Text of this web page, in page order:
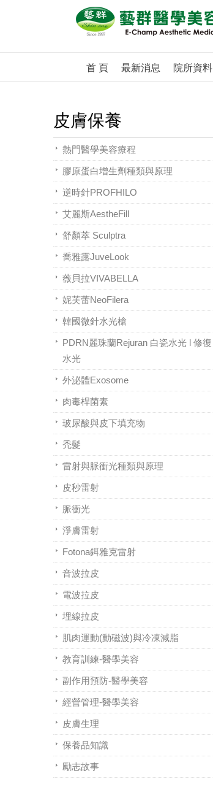
首 頁 最新消息 院所資料
皮膚保養
熱門醫學美容療程
膠原蛋白增生劑種類與原理
逆時針PROFHILO
艾麗斯AestheFill
舒顏萃 Sculptra
喬雅露JuveLook
薇貝拉VIVABELLA
妮芙蕾NeoFilera
韓國微針水光槍
PDRN麗珠蘭Rejuran 白瓷水光 l 修復
水光
外泌體Exosome
肉毒桿菌素
玻尿酸與皮下填充物
禿髮
雷射與脈衝光種類與原理
皮秒雷射
脈衝光
淨膚雷射
Fotona鉺雅克雷射
音波拉皮
電波拉皮
埋線拉皮
肌肉運動(動磁波)與冷凍減脂
教育訓練-醫學美容
副作用預防-醫學美容
經營管理-醫學美容
皮膚生理
保養品知識
勵志故事